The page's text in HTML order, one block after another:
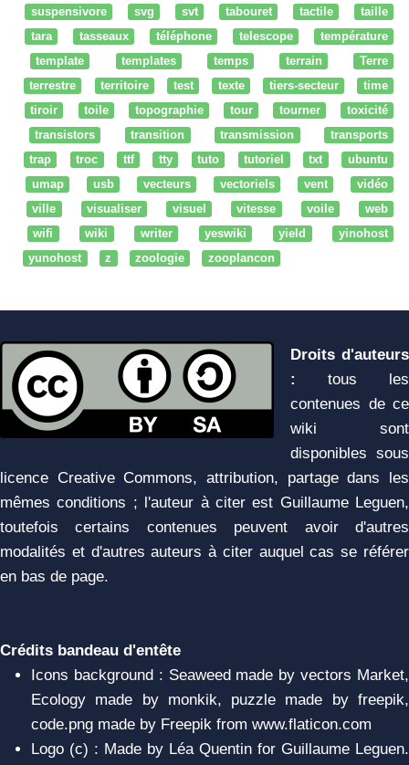
suspensivore
svg svt tabouret tactile
taille
tara
tasseaux téléphone telescope
température
template
templates temps terrain
Terre
terrestre
territoire test texte tiers-secteur
time
tiroir
toile topographie tour tourner
toxicité
transistors
transition transmission
transports
trap
troc ttf tty tuto tutoriel txt
ubuntu
umap
usb vecteurs vectoriels vent
vidéo
ville
visualiser visuel vitesse voile
web
wifi
wiki writer yeswiki yield
yinohost
yunohost
z zoologie zooplancon
Droits d'auteurs
:
tous les
contenues de ce
wiki sont
disponibles sous
licence Creative Commons, attribution, partage dans les
mêmes conditions ; l'auteur à citer est Guillaume Leguen,
toutefois certains contenues peuvent avoir d'autres
modalités et d'autres auteurs à citer auquel cas se référer
en bas de page.
Crédits bandeau d'entête
Icons background : Seaweed made by vectors Market,
Ecology made by monkik, puzzle made by freepik,
code.png made by Freepik from www.flaticon.com
Logo (c) : Made by Léa Quentin for Guillaume Leguen.